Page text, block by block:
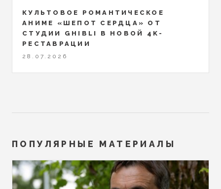
КУЛЬТОВОЕ РОМАНТИЧЕСКОЕ
АНИМЕ «ШЕПОТ СЕРДЦА» ОТ
СТУДИИ GHIBLI В НОВОЙ 4K-
РЕСТАВРАЦИИ
28.07.2026
ПОПУЛЯРНЫЕ МАТЕРИАЛЫ